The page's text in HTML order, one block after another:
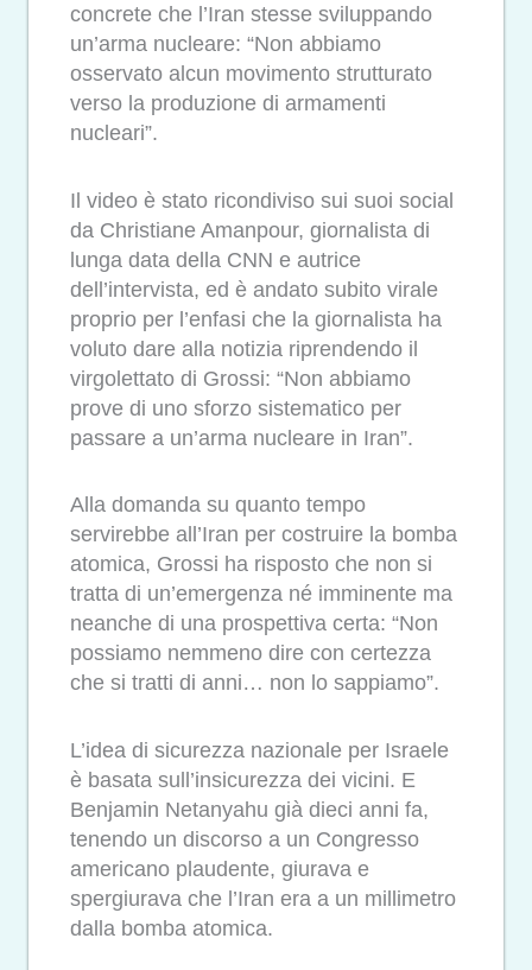
concrete che l’Iran stesse sviluppando
un’arma nucleare: “Non abbiamo
osservato alcun movimento strutturato
verso la produzione di armamenti
nucleari”.
Il video è stato ricondiviso sui suoi social
da Christiane Amanpour, giornalista di
lunga data della CNN e autrice
dell’intervista, ed è andato subito virale
proprio per l’enfasi che la giornalista ha
voluto dare alla notizia riprendendo il
virgolettato di Grossi: “Non abbiamo
prove di uno sforzo sistematico per
passare a un’arma nucleare in Iran”.
Alla domanda su quanto tempo
servirebbe all’Iran per costruire la bomba
atomica, Grossi ha risposto che non si
tratta di un’emergenza né imminente ma
neanche di una prospettiva certa: “Non
possiamo nemmeno dire con certezza
che si tratti di anni… non lo sappiamo”.
L’idea di sicurezza nazionale per Israele
è basata sull’insicurezza dei vicini. E
Benjamin Netanyahu già dieci anni fa,
tenendo un discorso a un Congresso
americano plaudente, giurava e
spergiurava che l’Iran era a un millimetro
dalla bomba atomica.